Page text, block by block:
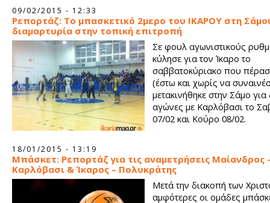
09/02/2015 - 12:33
Ρεπορτάζ: Το μπασκετικό 2μερο του ΙΚΑΡΟΥ στη
διαμαρτυρία στην τοπική επιτροπή
Σε φουλ αγωνιστικούς
κύλησε για τον Ίκαρο το
σαββατοκύριακο που
(έστω και χωρίς να
μετακινήθηκε στην Σάμο
αγώνες με Καρλόβασι το
07/02 και Κούρο 08/02.
18/01/2015 - 13:19
Μπάσκετ: Ρεπορτάζ για τις αναμετρήσεις Μαίανδρος
Καρλόβασι & Ίκαρος – Πολυκράτης
Μετά την διακοπή των
αμφότερες οι ομάδες